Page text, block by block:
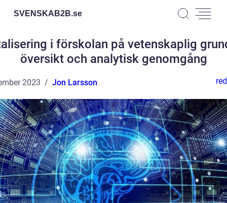
SVENSKAB2B.se
i förskolan på vetenskaplig
översikt och analytisk genomgång
2023 Jon Larsson